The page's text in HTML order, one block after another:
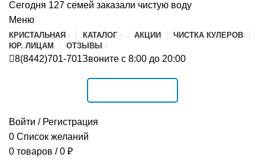
Сегодня 127 семей заказали чистую воду
Меню
КРИСТАЛЬНАЯ КАТАЛОГ АКЦИИ
ЧИСТКА КУЛЕРОВ
ЮР. ЛИЦАМ
ОТЗЫВЫ
8(8442)701-701Звоните с 8:00 до 20:00
Войти / Регистрация
0 Список желаний
0 товаров / 0 ₽